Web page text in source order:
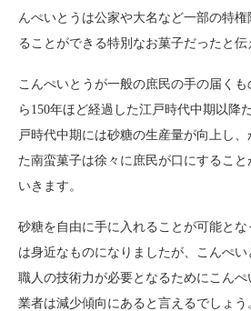
んぺいとうは公家や大名など一部の特
ることができる特別なお菓子だったと伝
こんぺいとうが一般の庶民の手の届く
ら150年ほど経過した江戸時代中期以降
戸時代中期には砂糖の生産量が向上し
た南蛮菓子は徐々に庶民が口にするこ
いきます。
砂糖を自由に手に入れることが可能とな
は身近なものになりましたが、こんぺ
職人の技術力が必要となるためにこん
業者は減少傾向にあると言えるでしょう